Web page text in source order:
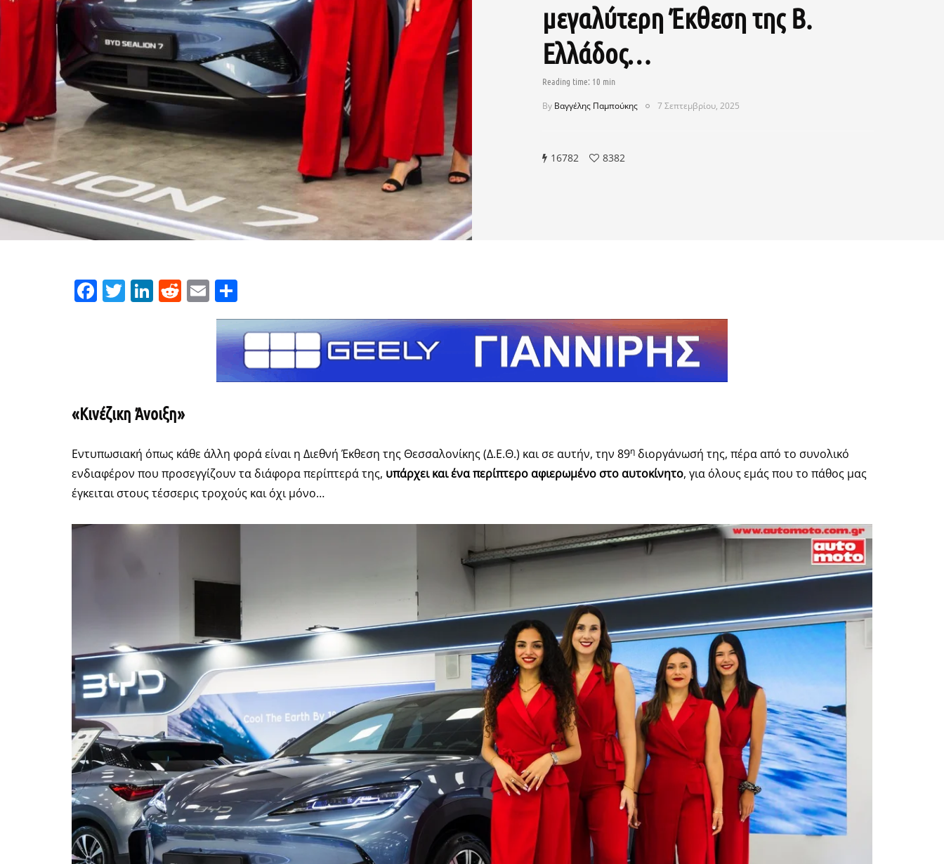
μεγαλύτερη Έκθεση της Β.
Ελλάδος…
By Βαγγέλης Παμπούκης 7 Σεπτεμβρίου, 2025
16782 8382
Facebook
Twitter
LinkedIn
Reddit
Email
«Κινέζικη Άνοιξη»
Εντυπωσιακή όπως κάθε άλλη φορά είναι η Διεθνή Έκθεση της Θεσσαλονίκης (Δ.Ε.Θ.) και σε αυτήν, την 89η διοργάνωσή της, πέρα από το συνολικό
ενδιαφέρον που προσεγγίζουν τα διάφορα περίπτερά της, υπάρχει και ένα περίπτερο αφιερωμένο στο αυτοκίνητο, για όλους εμάς που το πάθος μας
έγκειται στους τέσσερις τροχούς και όχι μόνο…